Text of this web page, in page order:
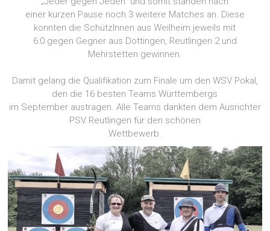
einer kurzen Pause noch 3 weitere Matches an. Diese
konnten die SchützInnen aus Weilheim jeweils mit
6:0 gegen Gegner aus Dottingen, Reutlingen 2 und
Mehrstetten gewinnen.
Damit gelang die Qualifikation zum Finale um den WSV Pokal,
den die 16 besten Teams Württembergs
im September austragen. Alle Teams dankten dem Ausrichter
PSV Reutlingen für den schönen
Wettbewerb.